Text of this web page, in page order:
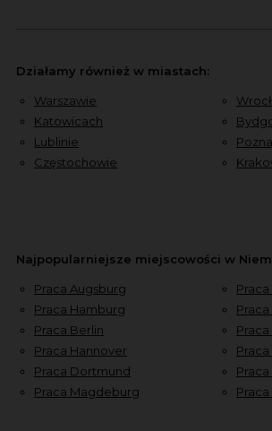
Działamy również w miastach:
Warszawie
Katowicach
Lublinie
Częstochowie
Najpopularniejsze miejscowości w
Praca Augsburg
Praca Hamburg
Praca Berlin
Praca Hannover
Praca Dortmund
Praca Magdeburg
Praca